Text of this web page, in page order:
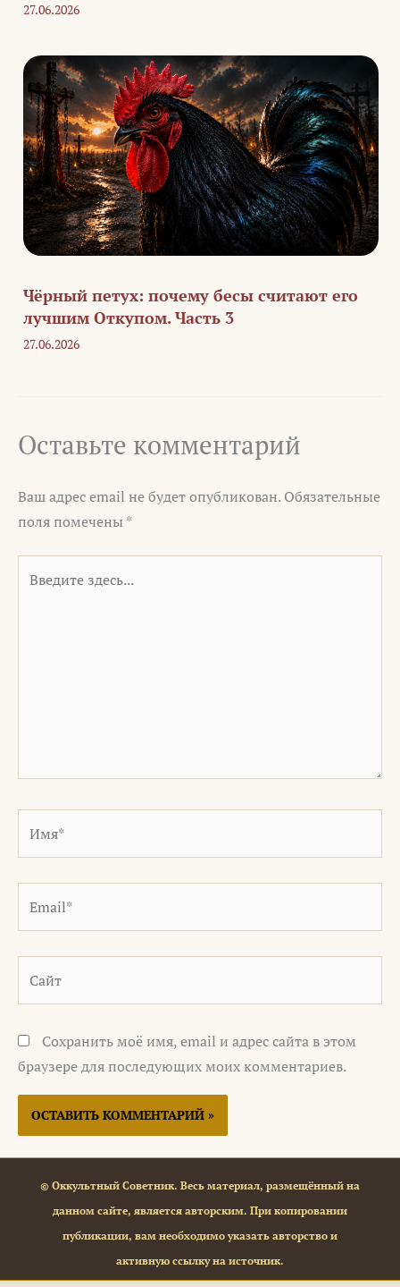
27.06.2026
Чёрный петух: почему бесы считают его
лучшим Откупом. Часть 3
27.06.2026
Оставьте комментарий
Ваш адрес email не будет опубликован. Обязательные
поля помечены *
здесь...
Сохранить моё имя, email и адрес сайта в этом
браузере для последующих моих комментариев.
© Оккультный Советник. Весь материал, размещённый на
данном сайте, является авторским. При копировании
публикации, вам необходимо указать авторство и
активную ссылку на источник.